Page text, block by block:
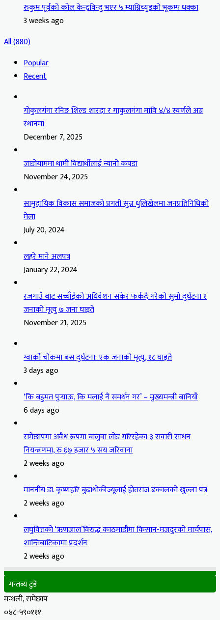
रुकुम पूर्वको कोल केन्द्रविन्दु भएर ५ म्याग्निच्युडको भूकम्प धक्का
3 weeks ago
All (880)
Popular
Recent
गोकुलगंगा रनिङ शिल्ड शारदा र गाकुलगंगा मावि ४/४ स्वर्णले अग्र
स्थानमा
December 7, 2025
जाडोयाममा थामी विद्यार्थीलाई न्यानो कपडा
November 24, 2025
सामुदायिक विकास समाजको प्रगती सुन्न धुलिखेलमा जनप्रतिनिधिको
मेला
July 20, 2024
लहरे माने अलपत्र
January 22, 2024
रजगाउँ बाट सच्चाँईको अधिवेशन सकेर फर्कदै गरेको सुमो दुर्घटना १
जनाको मृत्यु ७ जना घाइते
November 21, 2025
ग्वार्को चोकमा बस दुर्घटना: एक जनाको मृत्यु, १८ घाइते
3 days ago
‘कि बहुमत पुर्‍याऊ, कि मलाई नै समर्थन गर’ – मुख्यमन्त्री बानियाँ
6 days ago
रामेछापमा अवैध रूपमा बालुवा लोड गरिरहेका ३ सवारी साधन
नियन्त्रणमा, रु ६७ हजार ५ सय जरिवाना
2 weeks ago
माननीय डा. कृष्णहरि बुढाथोकीज्यूलाई होतराज ढकालको खुल्ला पत्र
2 weeks ago
लघुवित्तको ‘ऋणजाल’विरुद्ध काठमाडौंमा किसान-मजदुरको मार्चपास,
शान्तिबाटिकामा प्रदर्शन
2 weeks ago
गन्तब्य टुडे
मन्थली, रामेछाप
०४८-५९०१११